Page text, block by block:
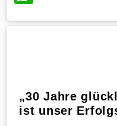
„30 Jahre
ist unser